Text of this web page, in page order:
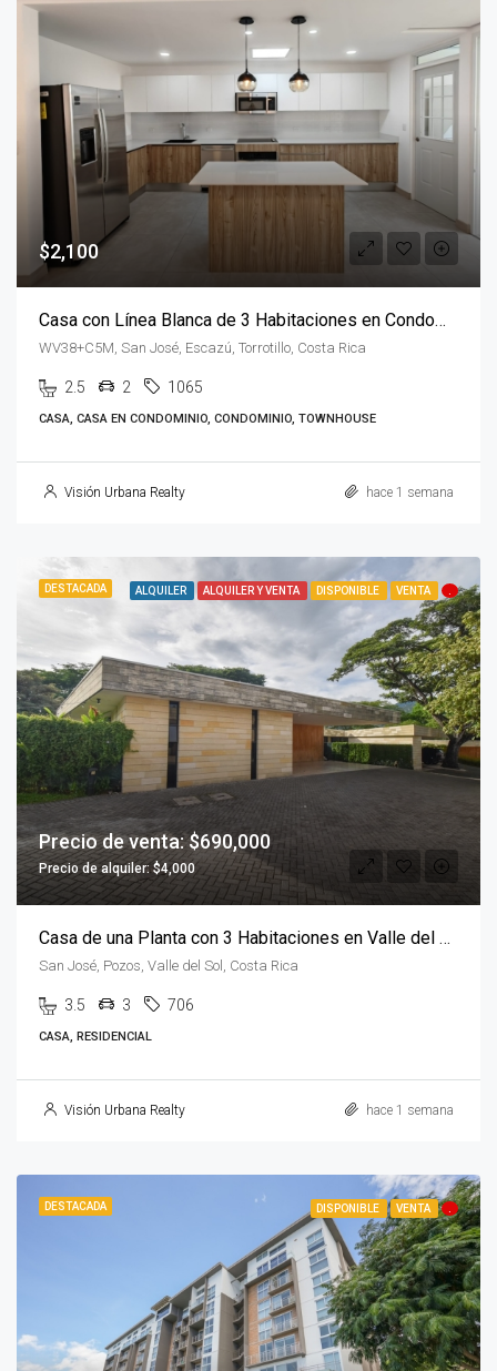
$2,100
Casa con Línea Blanca de 3 Habitaciones en Condominio La Vita
WV38+C5M, San José, Escazú, Torrotillo, Costa Rica
2.5 2 1065
CASA, CASA EN CONDOMINIO, CONDOMINIO, TOWNHOUSE
Visión Urbana Realty hace 1 semana
DESTACADA ALQUILER ALQUILER Y VENTA DISPONIBLE VENTA .
Precio de venta: $690,000
Precio de alquiler: $4,000
Casa de una Planta con 3 Habitaciones en Valle del Sol
San José, Pozos, Valle del Sol, Costa Rica
3.5 3 706
CASA, RESIDENCIAL
Visión Urbana Realty hace 1 semana
DESTACADA DISPONIBLE VENTA